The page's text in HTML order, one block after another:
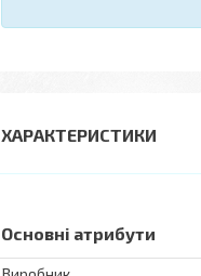
ХАРАКТЕРИСТИКИ
Основні атрибути